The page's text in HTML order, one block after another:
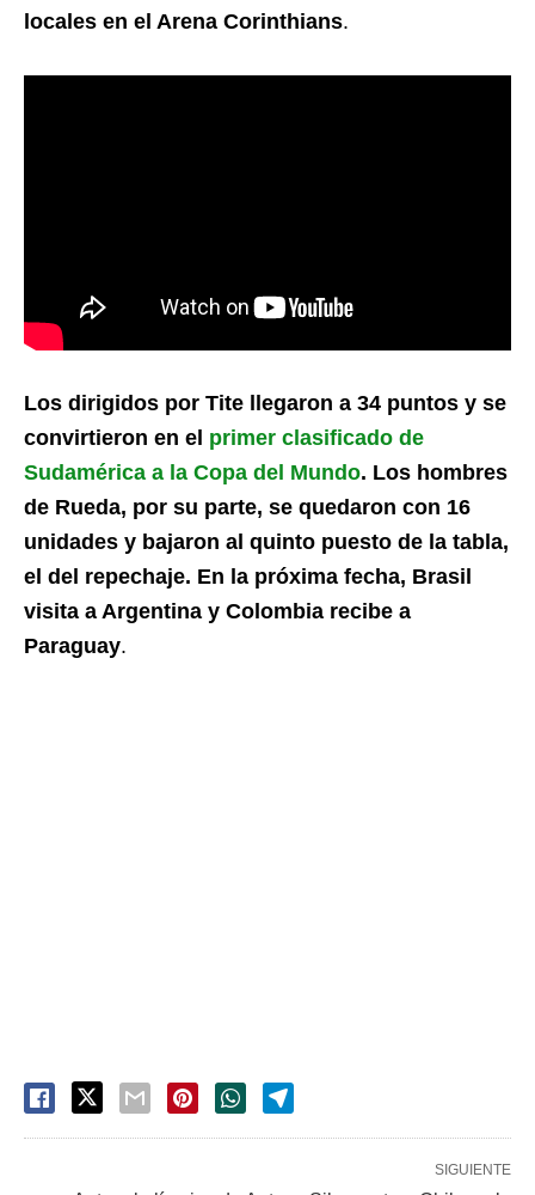
locales en el Arena Corinthians.
Los dirigidos por Tite llegaron a 34 puntos y se
convirtieron en el primer clasificado de
Sudamérica a la Copa del Mundo. Los hombres
de Rueda, por su parte, se quedaron con 16
unidades y bajaron al quinto puesto de la tabla,
el del repechaje. En la próxima fecha, Brasil
visita a Argentina y Colombia recibe a
Paraguay.
SIGUIENTE